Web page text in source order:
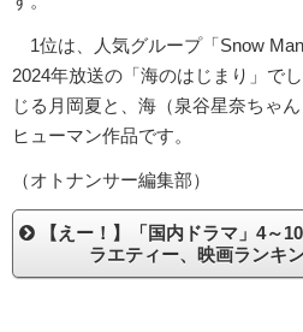
1位は、人気グループ「Snow
2024年放送の「海のはじまり」で
じる月岡夏と、海（泉谷星奈ちゃ
ヒューマン作品です。
（オトナンサー編集部）
【えー！】「国内ドラマ」4～
ラエティー、映画ランキ